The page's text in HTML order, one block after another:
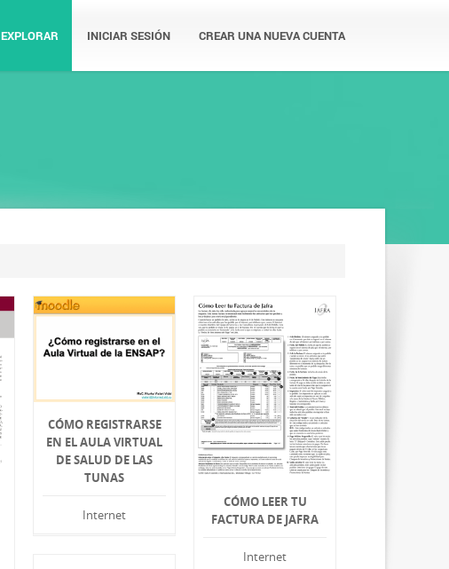
EXPLORAR INICIAR SESIÓN CREAR UNA NUEVA CUENTA
CÓMO REGISTRARSE
EN EL AULA VIRTUAL
DE SALUD DE LAS
TUNAS
Internet
CÓMO LEER TU
FACTURA DE JAFRA
Internet